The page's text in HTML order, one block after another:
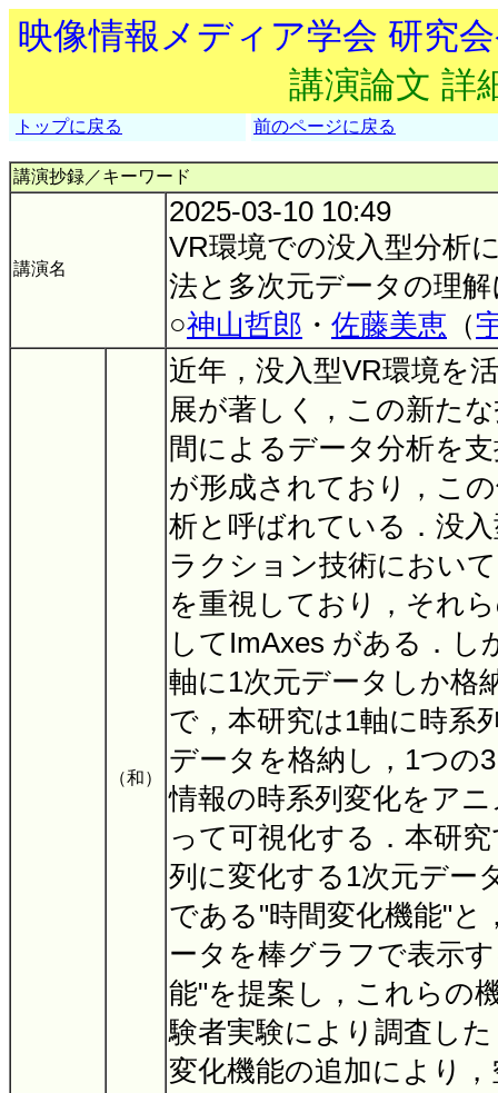
映像情報メディア学会 研究
講演論文 詳
トップに戻る 前のページに戻る
講演抄録／キーワード
講演名
2025-03-10 10:49
VR環境での没入型分析
法と多次元データの理
○神山哲郎 ・ 佐藤美恵 （
（和）
近年，没入型VR環境を
展が著しく，この新た
間によるデータ分析を
が形成されており，こ
析と呼ばれている．没
ラクション技術におい
を重視しており，それ
してImAxes がある．し
軸に1次元データしか格
で，本研究は1軸に時系
データを格納し，1つの
情報の時系列変化をア
って可視化する．本研
列に変化する1次元デー
である"時間変化機能"と
ータを棒グラフで表示
能"を提案し，これらの
験者実験により調査し
変化機能の追加により